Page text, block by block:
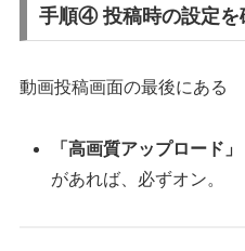
手順④ 投稿時の設定を
動画投稿画面の最後にある
「高画質アップロード」
があれば、必ずオン。